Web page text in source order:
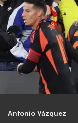
Antonio Vázquez